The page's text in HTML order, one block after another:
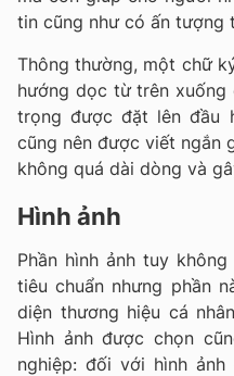
tin cũng như có ấn tượng
Thông thường, một chữ
hướng dọc từ trên
trọng được đặt lên đầu
cũng nên được viết ngắn
không quá dài dòng và
Hình ảnh
Phần hình ảnh tuy
tiêu chuẩn nhưng phần
diện thương hiệu cá
Hình ảnh được chọn
nghiệp: đối với hình ảnh